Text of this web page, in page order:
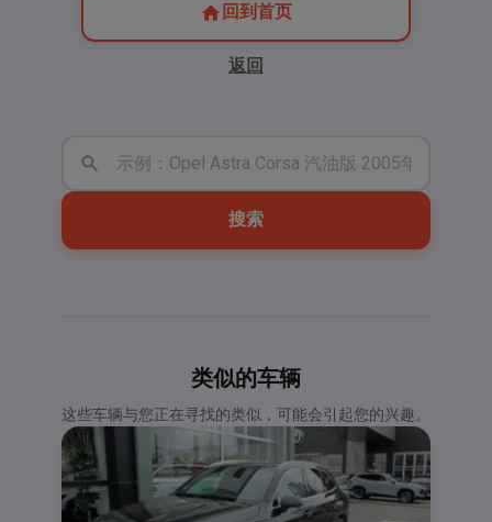
回到首页
返回
搜索
类似的车辆
这些车辆与您正在寻找的类似，可能会引起您的兴趣。